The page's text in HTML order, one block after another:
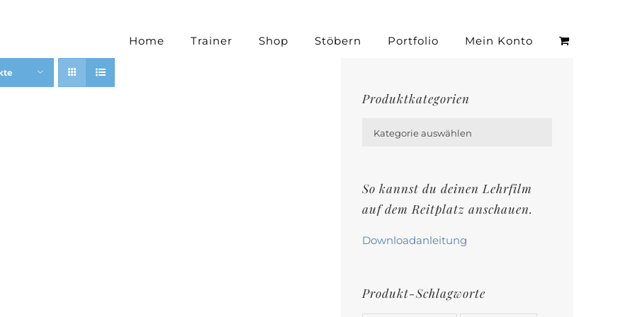
Home Trainer Shop Stöbern Portfolio Mein Konto
Produktkategorien
Kategorie auswählen
So kannst du deinen Lehrfilm
auf dem Reitplatz anschauen.
Downloadanleitung
Produkt-Schlagworte